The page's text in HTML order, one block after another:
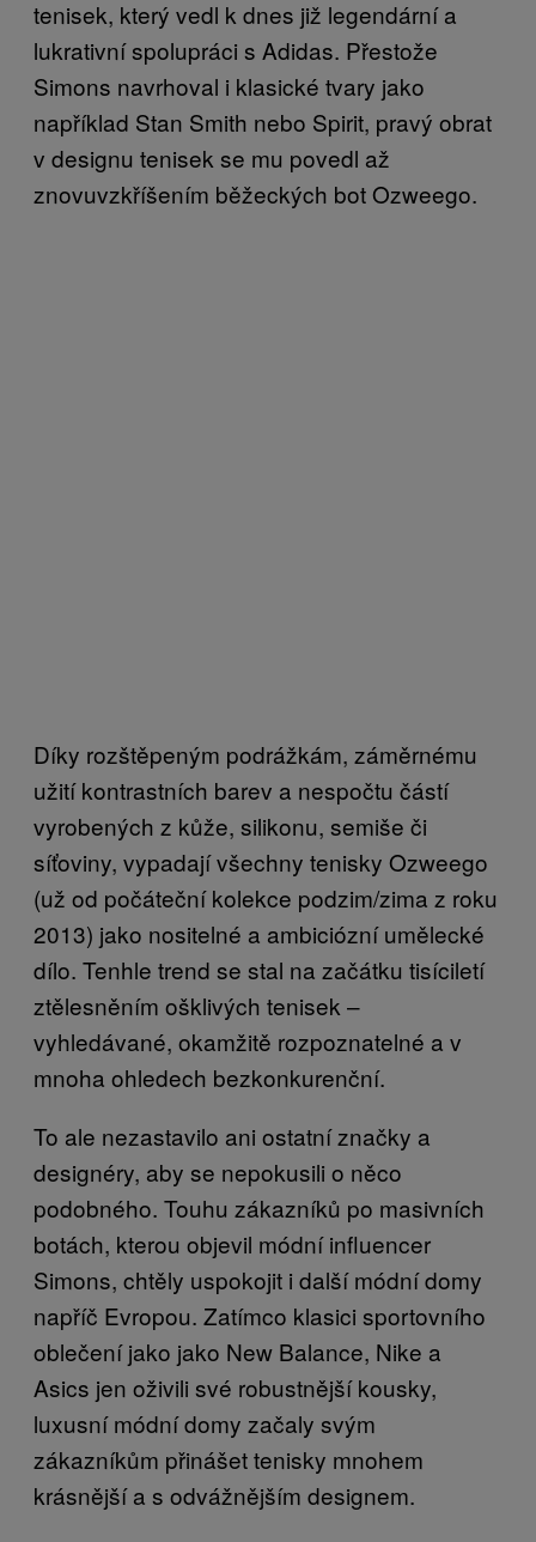
tenisek, který vedl k dnes již legendární a
lukrativní spolupráci s Adidas. Přestože
Simons navrhoval i klasické tvary jako
například Stan Smith nebo Spirit, pravý obrat
v designu tenisek se mu povedl až
znovuvzkříšením běžeckých bot Ozweego.
Díky rozštěpeným podrážkám, záměrnému
užití kontrastních barev a nespočtu částí
vyrobených z kůže, silikonu, semiše či
síťoviny, vypadají všechny tenisky Ozweego
(už od počáteční kolekce podzim/zima z roku
2013) jako nositelné a ambiciózní umělecké
dílo. Tenhle trend se stal na začátku tisíciletí
ztělesněním ošklivých tenisek –
vyhledávané, okamžitě rozpoznatelné a v
mnoha ohledech bezkonkurenční.
To ale nezastavilo ani ostatní značky a
designéry, aby se nepokusili o něco
podobného. Touhu zákazníků po masivních
botách, kterou objevil módní influencer
Simons, chtěly uspokojit i další módní domy
napříč Evropou. Zatímco klasici sportovního
oblečení jako jako New Balance, Nike a
Asics jen oživili své robustnější kousky,
luxusní módní domy začaly svým
zákazníkům přinášet tenisky mnohem
krásnější a s odvážnějším designem.